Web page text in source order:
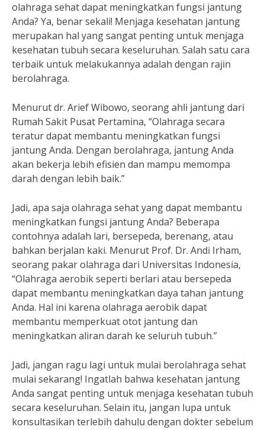
olahraga sehat dapat meningkatkan fungsi jantung
Anda? Ya, benar sekali! Menjaga kesehatan jantung
merupakan hal yang sangat penting untuk menjaga
kesehatan tubuh secara keseluruhan. Salah satu cara
terbaik untuk melakukannya adalah dengan rajin
berolahraga.
Menurut dr. Arief Wibowo, seorang ahli jantung dari
Rumah Sakit Pusat Pertamina, “Olahraga secara
teratur dapat membantu meningkatkan fungsi
jantung Anda. Dengan berolahraga, jantung Anda
akan bekerja lebih efisien dan mampu memompa
darah dengan lebih baik.”
Jadi, apa saja olahraga sehat yang dapat membantu
meningkatkan fungsi jantung Anda? Beberapa
contohnya adalah lari, bersepeda, berenang, atau
bahkan berjalan kaki. Menurut Prof. Dr. Andi Irham,
seorang pakar olahraga dari Universitas Indonesia,
“Olahraga aerobik seperti berlari atau bersepeda
dapat membantu meningkatkan daya tahan jantung
Anda. Hal ini karena olahraga aerobik dapat
membantu memperkuat otot jantung dan
meningkatkan aliran darah ke seluruh tubuh.”
Jadi, jangan ragu lagi untuk mulai berolahraga sehat
mulai sekarang! Ingatlah bahwa kesehatan jantung
Anda sangat penting untuk menjaga kesehatan tubuh
secara keseluruhan. Selain itu, jangan lupa untuk
konsultasikan terlebih dahulu dengan dokter sebelum